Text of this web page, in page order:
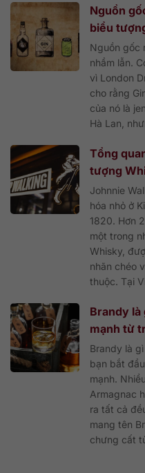
Nguồn
biểu
Nguồn gốc
nhầm lẫn.
vì London
cho rằng
của nó là
Hà Lan,
Tổng
tượng
Johnnie
hóa nhỏ ở
1820. Hơn
một trong
Whisky,
nhãn chéo
thuộc. Tại
Brandy là
mạnh từ
Brandy là
bạn bắt
mạnh.
Armagnac
ra tất cả
mang tên
chưng cất